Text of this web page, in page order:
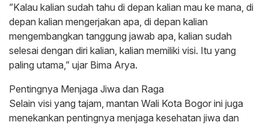
​”Kalau kalian sudah tahu di depan kalian mau ke mana, di
depan kalian mengerjakan apa, di depan kalian
mengembangkan tanggung jawab apa, kalian sudah
selesai dengan diri kalian, kalian memiliki visi. Itu yang
paling utama,” ujar Bima Arya.
​Pentingnya Menjaga Jiwa dan Raga
​Selain visi yang tajam, mantan Wali Kota Bogor ini juga
menekankan pentingnya menjaga kesehatan jiwa dan